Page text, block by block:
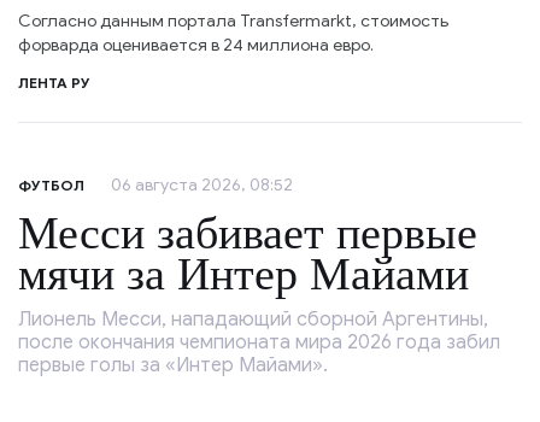
Согласно данным портала Transfermarkt, стоимость
форварда оценивается в 24 миллиона евро.
ЛЕНТА РУ
ФУТБОЛ 06 августа 2026, 08:52
Месси забивает первые
мячи за Интер Майами
Лионель Месси, нападающий сборной Аргентины,
после окончания чемпионата мира 2026 года забил
первые голы за «Интер Майами».